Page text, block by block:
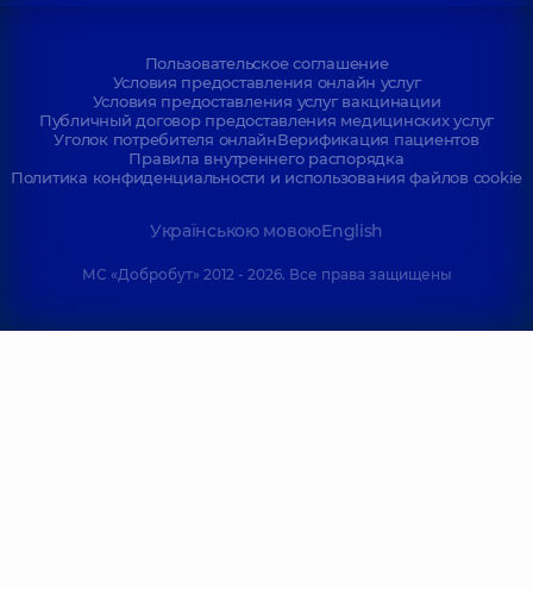
Пользовательское соглашение
Условия предоставления онлайн услуг
Условия предоставления услуг вакцинации
Публичный договор предоставления медицинских услуг
Уголок потребителя онлайнВерификация пациентов
Правила внутреннего распорядка
Политика конфиденциальности и использования файлов cookie
Українською мовоюEnglish
МС «Добробут» 2012 - 2026. Все права защищены